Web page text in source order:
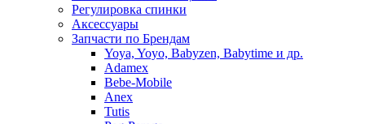
Регулировка спинки
Аксессуары
Запчасти по Брендам
Yoya, Yoyo, Babyzen, Babytime и др.
Adamex
Bebe-Mobile
Anex
Tutis